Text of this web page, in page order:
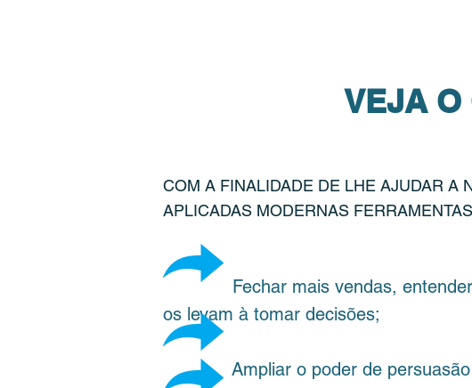
VEJA O
COM A FINALIDADE DE LHE AJUDAR A
APLICADAS MODERNAS
Fechar mais vendas, entender e
os levam à tomar decisões;
Ampliar o poder de persuasão